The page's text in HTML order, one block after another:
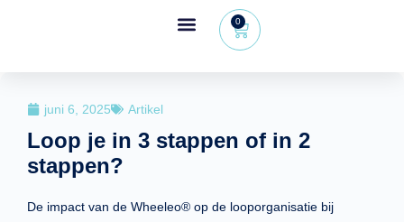
0
juni 6, 2025 Artikel
Loop je in 3 stappen of in 2
stappen?
De impact van de Wheeleo® op de looporganisatie bij